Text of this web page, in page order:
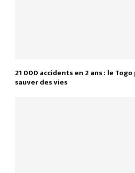
21 000 accidents en 2 ans : le
sauver des vies